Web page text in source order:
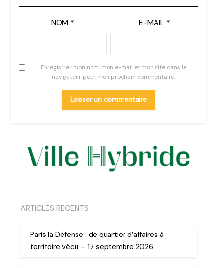
NOM * E-MAIL *
Enregistrer mon nom, mon e-mail et mon site dans le
navigateur pour mon prochain commentaire.
ARTICLES RECENTS
Paris la Défense : de quartier d’affaires à
territoire vécu – 17 septembre 2026